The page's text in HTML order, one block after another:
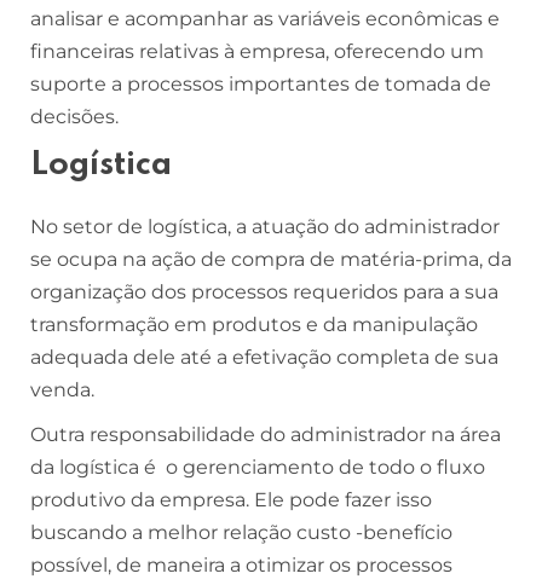
analisar e acompanhar as variáveis econômicas e
financeiras relativas à empresa, oferecendo um
suporte a processos importantes de tomada de
decisões.
Logística
No setor de logística, a atuação do administrador
se ocupa na ação de compra de matéria-prima, da
organização dos processos requeridos para a sua
transformação em produtos e da manipulação
adequada dele até a efetivação completa de sua
venda.
Outra responsabilidade do administrador na área
da logística é o gerenciamento de todo o fluxo
produtivo da empresa. Ele pode fazer isso
buscando a melhor relação custo -benefício
possível, de maneira a otimizar os processos